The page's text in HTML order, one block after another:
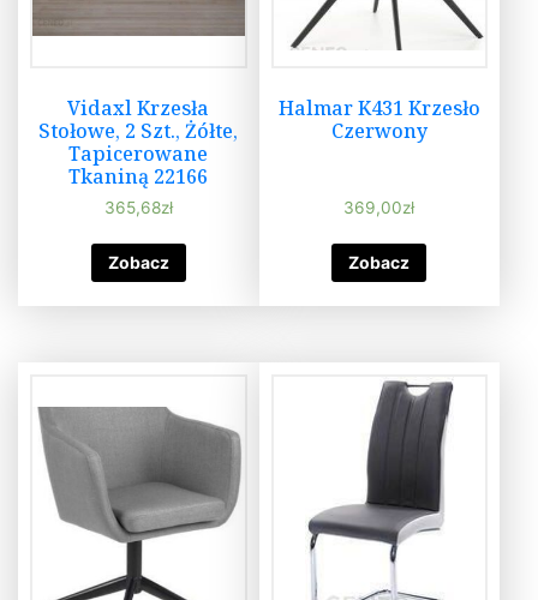
Vidaxl Krzesła
Stołowe, 2 Szt., Żółte,
Tapicerowane
Tkaniną 22166
365,68zł
Zobacz
Halmar K431 Krzesło
Czerwony
369,00zł
Zobacz